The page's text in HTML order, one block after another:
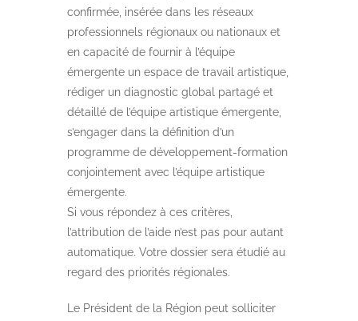
confirmée, insérée dans les réseaux
professionnels régionaux ou nationaux et
en capacité de fournir à l’équipe
émergente un espace de travail artistique,
rédiger un diagnostic global partagé et
détaillé de l’équipe artistique émergente,
s’engager dans la définition d’un
programme de développement-formation
conjointement avec l’équipe artistique
émergente.
Si vous répondez à ces critères,
l’attribution de l’aide n’est pas pour autant
automatique. Votre dossier sera étudié au
regard des priorités régionales.
Le Président de la Région peut solliciter